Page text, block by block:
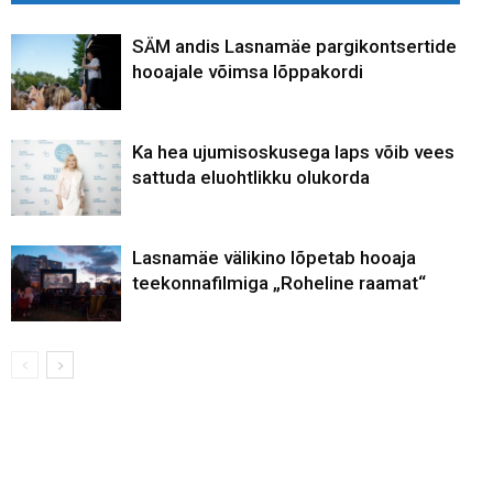
SÄM andis Lasnamäe pargikontsertide
hooajale võimsa lõppakordi
Ka hea ujumisoskusega laps võib vees
sattuda eluohtlikku olukorda
Lasnamäe välikino lõpetab hooaja
teekonnafilmiga „Roheline raamat“